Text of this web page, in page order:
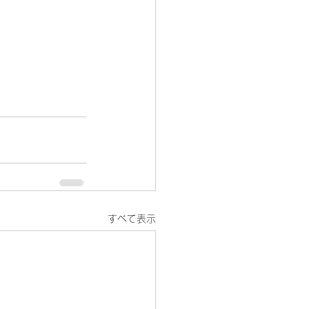
すべて表示